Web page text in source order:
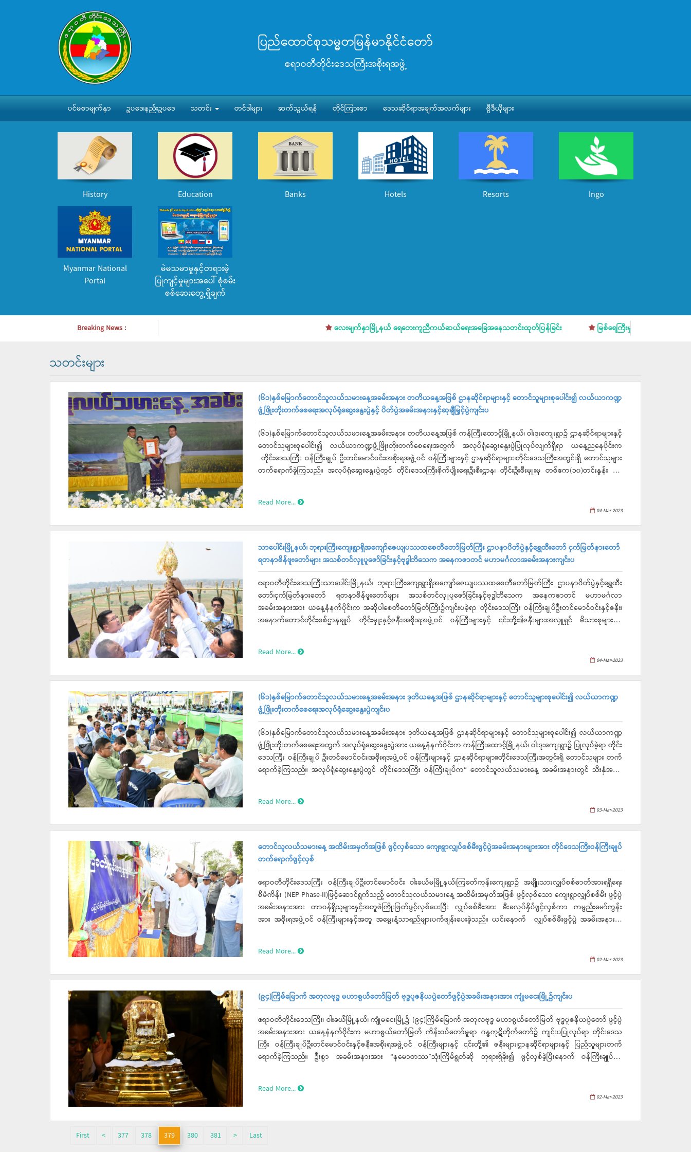
ပြည်ထောင်စုသမ္မတမြန်မာနိုင်ငံတော်
ဧရာဝတီတိုင်းဒေသကြီးအစိုးရအဖွဲ့
ပင်မစာမျက်နှာ ဥပဒေ၊နည်းဥပဒေ သတင်း တင်ဒါများ ဆက်သွယ်ရန် တိုင်ကြားစာ ဒေသဆိုင်ရာအချက်အလက်များ ဗွီဒီယိုများ
History Education Banks Hotels Resorts Ingo
Myanmar National
Portal
မဲမသမာမှုနှင့်တရားမဲ့
ပြုကျင့်မှုများအပေါ် စုံစမ်း
စစ်ဆေးတွေ့ရှိချက်
Breaking News : လေးမျက်နှာမြို့နယ် ရေဘေးကူညီကယ်ဆယ်ရေးအခြေအနေသတင်းထုတ်ပြန်ခြင်း မြစ်ရေကြီးမှုအန္တရာယ် ကြိုတင်သတိပြုပ
သတင်းများ
(၆၁)နှစ်မြောက်တောင်သူလယ်သမားနေ့အခမ်းအနား တတိယနေ့အဖြစ် ဌာနဆိုင်ရာများနှင့် တောင်သူများစုပေါင်း၍ လယ်ယာကဏ္ဍ
ဖွံ့ဖြိုးတိုးတက်စေရေးအလုပ်ရုံဆွေးနွေးပွဲနှင့် ပိတ်ပွဲအခမ်းအနားနှင့်ဆုချီမြှင့်ပွဲကျင်းပ
(၆၁)နှစ်မြောက်တောင်သူလယ်သမားနေ့အခမ်းအနား တတိယနေ့အဖြစ် ကန်ကြီးထောင့်မြို့နယ်၊ ဝါးဒူးကျေးရွာ၌ ဌာနဆိုင်ရာများနှင့်
တောင်သူများစုပေါင်း၍ လယ်ယာကဏ္ဍဖွံ့ဖြိုးတိုးတက်စေရေးအတွက် အလုပ်ရုံဆွေးနွေးပွဲပြုလုပ်လျက်ရှိရာ ယနေ့ညနေပိုင်းက
တိုင်းဒေသကြီး ဝန်ကြီးချုပ် ဦးတင်မောင်ဝင်း၊အစိုးရအဖွဲ့ဝင် ဝန်ကြီးများနှင့် ဌာနဆိုင်ရာများ၊တိုင်းဒေသကြီးအတွင်းရှိ တောင်သူများ
တက်ရောက်ခဲ့ကြသည်။ အလုပ်ရုံဆွေးနွေးပွဲတွင် တိုင်းဒေသကြီးစိုက်ပျိုးရေးဦးစီးဌာန၊ တိုင်းဦးစီးမှူးမှ တစ်ဧက(၁၀)တင်းနှုန်း ပိုမို
စိုက်ပျိုးရေး အစရှိသည့် ခေါင်းစဉ် အသီးသီးဖြင့် စကားဝိုင်းအလိုက် ဆွေးနွေးမှုရလဒ်များအပေါ် အကောင်အထည်ဖော်ဆောင်ရွက်ရမ
သတ်၍ စကားဝိုင်းအလိုက် ဆွေးနွေးမှုရလဒ်များအပေါ် အကောင်အထည်ဖော်ဆောင်ရွက်ရမည့်အခြေအနေများအားလည်းကောင်း၊
စိုက်ပျိုးရေးသုတေသနဗဟိုဌာန (မြောင်းမြ) မှ တာဝန်ခံမှ ပေါ်ဆန်းစပါး အရည်အသွေးတိုးတက်စေရေးနှင့် သဘာဝမြေသြဇာများ
အသုံးပြုစေရေးသုတေသနပြုလုပ်ငန်းဆောင်ရွက်နေမှုများအားလည်းကောင်း အသေးစိတ်ရှင်းလင်းတင်ပြမှုအပေါ်တိုင်းဒေသကြီး
ဝန်ကြီးချုပ်မှ လာမည့်စိုက်ပျိုးရာသီတွင် မိုးစပါး၊ နွေစပါး လက်ရှိအထွက်နှုန်းထက် တစ်ဧက (၁၀)တင်းနှုန်း ပိုမိုထွက်ရှိရန်အတွက်
တောင်သူများ၊ စိုက်ပျိုးရေးထုတ်လုပ်မှုတိုးတက်မြင့်မားရေးကြီးကြပ်မှုကော်မတီများမှအဆင့်ဆင့်မှကြပ်မက်ဆောင်ရွက်ရန်လို
ကြောင်း၊ ပိုက်ဆံလျှော်ထည့်သွင်းစိုက်ပျိုးရေးကိုလည်းအောင်မြင်အောင်ဆောင်ရွက်ကြရမှာဖြစ်ပါကြောင်း၊ စိုက်ပျိုးရေလုံလောက်စွာ
ရရှိရအတွက်လည်း သက်ဆိုင်ရာဌာနများဖြင့် ပေါင်းစပ်ဆောင်ရွက်ပေးလျက်ရှိပါကြောင်း၊ မွေးမြူရေးတောင်သူများအနေဖြင့် အဆင့်
မြင့်နည်းပညာသုံးမွေးမြူရေးစနစ်ကိုလည်း စနစ်တကျမွေးမြူ အကောင်အထည်ဖော်ဆောင်ရွက်ကြရန်လည်းလိုပါကြောင်း၊ ဒေသ
ဖြစ်ပါကြောင်း ပြောကြားခဲ့သည်။ ထို့နောက် တောင်သူလယ်သမားနေ့ပိတ်ပွဲအခမ်းအနားနှင့် ဆုချီးမြှင့်ပွဲအခမ်းအနား ဆက်လက်
အထူးဆုရရှိသည့် ခရိုင်များများအား တိုင်းရင်းသားရေးရာဝန်ကြီး၊လမ်းပန်းဆက်သွယ်ရေးဝန်ကြီးနှင့်သယံဇာတရေးရာဝန်ကြီးတို့မှ
လည်းကောင်း၊ တတိယဆုရရှိသည့် ကျုံပျော်ခရိုင်အား စီးပွားရေးရာဝန်ကြီးမှ လည်းကောင်း၊ ဒုတိယဆုရှိသည့် ပုသိမ်ခရိုင်အား
လုံခြုံရေးနှင့်နယ်စပ်ရေးရာဝန်ကြီးမှလည်းကောင်း၊ ပထမဆုရရှိသည့် မြောင်းမြခရိုင်အား တိုင်းဒေသကြီးဝန်ကြီးချုပ်မှလည်းကောင်း
ဆုများအသီးသီးချီးမြှင့်ပေးခဲ့ပြီးနောက် စိုက်ပျိုးမွေးမြူရေးထွက်ကုန်များ ကိုအခြေခံ၍ ကုန်ချောထုတ်လုပ်နိုင်သည့် စက်ရုံအလုပ်ရုံ
များထွက်ပေါ်လာစေရေး ကြိုးစားဆောင်ရွက်စေရေးနှင့်တောင်သူများအတွက် အမှန်တကယ်အကျိုးရှိသည့်ဆွေးနွေးပွဲဖြစ်ပါကြောင်း
နှင့် ရလဒ်များအပေါ် အမြန်ဆုံးအကောင်အထည်ဖော်ဆောင်ရွက်နိုင်စေရေးကြိုးစားဆောင်ရွက်ကြရန်၊ နိုင်ငံတော်မှအားထားရသည့်
စံပြတိုင်းဒေသကြီးဖြစ်စေရေးကြိုးစားဆောင်ရွက်ကြရန်၊ တောင်သူများ၏လူမှုစီးပွားဘဝတိုးတက်မြင့်မားစေရေး၊ တစ်ဦးချင်းဝင်ငွေ
တိုးတက်ရရှိစေရေးမိမိတို့ဒေသ ၊တိုင်းဒေသကြီးနှင့်နိုင်ငံအကျိုးအတွက် တိုးတက်အောင်ဆောင်ရွက်နိုင်စေရေးကြိုးပမ်းဆောင်ရွက်ကြ
Read More...
04-Mar-2023
သာပေါင်းမြို့နယ်၊ ဘုရားကြီးကျေးရွာရှိအကျော်ဇေယျပဿထစေတီတော်မြတ်ကြီး ဌာပနာပိတ်ပွဲနှင့်ရွှေထီးတော် ငှက်မြတ်နားတော်
ရတနာစိန်ဖူးတော်များ အသစ်တင်လှူပူဇော်ခြင်းနှင့်ဗုဒ္ဓါဘိသေက အနေကဇာတင် မဟာမင်္ဂလာအခမ်းအနားကျင်းပ
ဧရာဝတီတိုင်းဒေသကြီး၊သာပေါင်းမြို့နယ်၊ ဘုရားကြီးကျေးရွာရှိအကျော်ဇေယျပဿထစေတီတော်မြတ်ကြီး ဌာပနာပိတ်ပွဲနှင့်ရွှေထီး
တော်၊ငှက်မြတ်နားတော် ရတနာစိန်ဖူးတော်များ အသစ်တင်လှူပူဇော်ခြင်းနှင့်ဗုဒ္ဓါဘိသေက အနေကဇာတင် မဟာမင်္ဂလာ
အခမ်းအနားအား ယနေ့နံနက်ပိုင်းက အဆိုပါစေတီတော်မြတ်ကြီး၌ကျင်းပခဲ့ရာ တိုင်းဒေသကြီး ဝန်ကြီးချုပ်ဦးတင်မောင်ဝင်းနှင့်ဇနီး၊
အနောက်တောင်တိုင်းစစ်ဌာနချုပ် တိုင်းမှူးနှင့်ဇနီး၊အစိုးရအဖွဲ့ဝင် ဝန်ကြီးများနှင့် ၎င်းတို့၏ဇနီးများ၊အလှူရှင် မိသားစုများနှင့်
ဇမဟာရဋ္ဌဂုရု၊ အဂ္ဂမဟာပဏ္ဍိတ၊ အဂ္ဂမဟာသဒ္ဓမ္မဇောတိကဓဇ)မဟာထေရ်မြတ်ထံမှ ဝန်ကြီးချုပ်နှင့် ဧည့်ပရိသတ်များက ကိုးပါး
တရားတော်များကိုဆက်လက် နာယူကြည်ညိုကြသည်။ ယင်းနောက် ဘုရားဒါယိကာ၊ဒါယိကာမများက သက်တော်ထင်ရှား
မြတ်စွာဘုရားအား ရည်မှန်း၍ အကျော်ဇေယျပဿထစေတီတော်မြတ်ကြီးအား လှူဒါန်းပူဇော်သောအားဖြင့် စိန်ဖူးတော်၊
ငှက်မြတ်နားတော်တို့ကို ဆရာတော်၊သံဃာတော်များအား ဆက်ကပ်ခဲ့ပြီး တိုင်းဒေသကြီး ဝန်ကြီးချုပ်နှင့်ဇနီး၊ အစိုးရအဖွဲ့ဝင် ဝန်ကြီး
များနှင့်ဇနီးများ၊အလှူရှင်မိသာားစုများက သံဃာတော်အရှင်သူမြတ်များအား လှူဖွယ်ဝတ္ထုပစ္စည်းများ ဆက်ကပ်လှူဒါန်းခဲ့သည်။
ထို့နောက် ရတုပိုဒ်စုံဖြင့် သီကျူးပူဇော်ခဲ့ပြီး နိုင်ငံတော်ဩဝါဒါစရိယ၊ ပုသိမ်မြို့၊ ညောင်ပင်သာပရိယတ္တိစာသင်တိုက် ပဓာနနာယက
ဆရာတော် ဘဒ္ဒန္တဝိဿုတ (အဘိဓဇမဟာရဋ္ဌဂုရု၊ အဂ္ဂမဟာပဏ္ဍိတ၊ အဂ္ဂမဟာသဒ္ဓမ္မဇောတိကဓဇ)မဟာထေရ် အရှင်သူမြတ်
က လှူဒါန်းမှုအစုစုတို့အတွက် ရေစက်သွန်းချ အမျှပေးဝေခဲ့သည်။ ဆက်လက်၍ အခမ်းအနား ဒုတိယပိုင်းအား ပြုလုပ်ရာ နိုင်ငံတော်
ဩဝါဒါစရိယဆရာတော်ကြီးအမှူးပြုသောဆရာတော်သံဃာတော်များမှဦးဆောင်၍ ဘုရားဒါယိကာ၊ဒါယိကာမများက စိန်ဖူးတော်၊
တော်၊ငှက်မြတ်နားတော်နှင့် ရွှေထီးတော်ဘုံအဆင့်ဆင့်များကို ပန်းရထားဖြင့် စေတီတော်အထွဋ်သို့ တင်လှူပူဇော်ခဲ့ကြသည်။ ယင်း
ဟစ်ကြွေးခဲ့ပြီး မဟာမင်္ဂလာ အခမ်းအနား အောင်မြင်ခြင်း အထိမ်းအမှတ်အဖြစ် ရတနာရွှေမိုး၊ငွေမိုးများ ရွာသွန်းဖြိုးခဲ့သည်။
ဆက်လက်၍ အခမ်းအနား တတိယပိုင်းအဖြစ် ဗုဒ္ဓါဘိသေက အနေကဇာတင်တော်မူခြင်းကို ပြုလုပ်ရာ ဆရာတော် သံဃာတော်
အရှင်သူမြတ်များအား အနေကဇာတင်မည့်နေရာသို့ ပင့်ဆောင်ခဲ့ပြီး ဥပါသကာများက တံခွန်၊ကုက္ကား၊မုလေးပွားများ ဆက်ကပ်ခဲ့ကာ
ဆရာတော် သံဃာတော် အရှင်သူမြတ်များတို့က ဗုဒ္ဓါဘိသေက အနေကဇာတင်တော်မူကြသည်။ယင်းနောက် အခမ်းအနားအား “ဗုဒ္ဓ
သာသနံ စိရံ တိဋ္ဌတု”သုံးကြိမ်ရွတ်ဆို ဆုတောင်း၍ အခမ်းအနားအား ရုပ်သိမ်းခဲ့ကြောင်းသိရသည်။
Read More...
04-Mar-2023
(၆၁)နှစ်မြောက်တောင်သူလယ်သမားနေ့အခမ်းအနား ဒုတိယနေ့အဖြစ် ဌာနဆိုင်ရာများနှင့် တောင်သူများစုပေါင်း၍ လယ်ယာကဏ္ဍ
ဖွံ့ဖြိုးတိုးတက်စေရေးအလုပ်ရုံဆွေးနွေးပွဲကျင်းပ
(၆၁)နှစ်မြောက်တောင်သူလယ်သမားနေ့အခမ်းအနား ဒုတိယနေ့အဖြစ် ဌာနဆိုင်ရာများနှင့် တောင်သူများစုပေါင်း၍ လယ်ယာကဏ္ဍ
ဖွံ့ဖြိုးတိုးတက်စေရေးအတွက် အလုပ်ရုံဆွေးနွေးပွဲအား ယနေ့နံနက်ပိုင်းက ကန်ကြီးထောင့်မြို့နယ်၊ ဝါးဒူးကျေးရွာ၌ ပြုလုပ်ခဲ့ရာ တိုင်း
ဒေသကြီး ဝန်ကြီးချုပ် ဦးတင်မောင်ဝင်း၊အစိုးရအဖွဲ့ဝင် ဝန်ကြီးများနှင့် ဌာနဆိုင်ရာများ၊တိုင်းဒေသကြီးအတွင်းရှိ တောင်သူများ တက်
ရောက်ခဲ့ကြသည်။ အလုပ်ရုံဆွေးနွေးပွဲတွင် တိုင်းဒေသကြီး ဝန်ကြီးချုပ်က“ တောင်သူလယ်သမားနေ့ အခမ်းအနားတွင် သီးနှံအမျိုး
စပါး၊ နွေစပါး အပါအဝင်စိုက်ပျိုးသီးနှံများ ပန်းတိုင်အထွက်နှုန်း ရောက်ရှိရေးအတွက် အဆင့်လိုက်ရည်မှန်းချက်ထားဆောင်ရွက်မည်
လက်တွေ့စိုက်ပျိုးနေမှု၊ ဌာနဆိုင်ရာများကလည်း ပံ့ပိုးဆောင်ရွက်ပေးရမည့် အရာများအား မည်သို့ဆက်လက်ဆောင်ရွက်ရမည်ကို
ဆွေးနွေး အဖြေရှာရန်လိုပါကြောင်း၊ လာမည့်စိုက်ပျိုးရာသီတွင် မိုးစပါး၊ နွေစပါး လက်ရှိအထွက်နှုန်းထက်တစ်ဧက(၁၀)တင်းနှုန်း ပိုမို
ထွက်ရှိရန်အတွက် စိုက်ပျိုးရေးထုတ်လုပ်မှုတိုးတက်မြင့်မားရေးကြီးကြပ်မှုကော်မတီ အဆင့်ဆင့်မှကြပ်မက်ဆောင်ရွက်ရန်လို
ကြောင်း၊ ပိုက်ဆံလျှော်ထည့်သွင်းစိုက်ပျိုးရေးကိုလည်းအကောင်အထည်ဖော် ဆောင်ရွက်ရန်လိုပါကြောင်း၊ စိုက်ပျိုးရေလုံလောက်စွာ
ရရှိရအတွက်ဆောင်ရွက်ရန်လည်းလိုပါကြောင်း၊ မွေးမြူရေးတောင်သူများအနေဖြင့် မိရိုးဖလာမွေးမြူရေးစနစ်မှ အဆင့်မြင့်နည်းပညာ
သုံးမွေးမြူရေးစနစ်ကိုလည်း စနစ်တကျမွေးမြူ အကောင်အထည်ဖော်ဆောင်ရွက်ကြရန်လည်းလိုပါကြောင်းပြောကြားခဲ့သည်။
ဆက်လက်၍ တိုင်းဒေသကြီးစိုက်ပျိုးရေးဦးစီးဌာန ဒုတိုင်းဦးစီးမှူးမှ အလုပ်ရုံဆွေးနွေးပွဲတွင် ဆွေးနွေးမည့်ခေါင်းစဉ်များအလိုက်
အကျယ်တဝင့်ရှင်းလင်းတင်ပြမှုအပေါ် တိုင်းဒေသကြီးဝန်ကြီးချုပ်မှ စိုက်ပျိုးမွေးမြူရေးကိုအခြေခံသည့် ပြည်ပပို့ကုန်တိုးမြှင့်တင်ပို့ရေး
မွေးမြူဆောင်ရွက်နိုင်ရေးနှင့် ရှားပါးငါးမျိုးစိတ်များအား သားဖောက်မွေးမြူခြင်းလုပ်ငန်းများ၊ ဒေသထွက်ကုန်ကြမ်းများမှ တိရစ္ဆာန်
သည့် စက်ရုံအလုပ်ရုံများထွက်ပေါ်လာစေရေး ကြိုးစားဆောင်ရွက်စေရေးနှင့်တောင်သူများအတွက် အမှန်တကယ်အကျိုးရှိသည့်
ဆွေးနွေးပွဲရလဒ်များထွက်ပေါ်လာစေရေးလိုအပ်သည်များဖြည့်စွက်မှာကြားခဲ့သည်။ ထို့နောက် အလုပ်ရုံဆွေးနွေးများအား ဆက်လက်
ပြုလုပ်ရာ တစ်ဧက(၁၀)တင်းနှုန်း ပိုမိုထွက်နိုင်မည့် ရေမြေသဘာဝရွေးချယ်ခြင်း၊အထွက်မျိုးကောင်းမျိုးများ ပြောင်းလဲစိုက်ပျိုးခြင်း၊
မျိုးကောင်း၊မျိုးသန့်များ ပြောင်းလဲစိုက်ပျိုးခြင်း၊သွင်းအားစုများထည့်သွင်းအသုံးပြုခြင်း၊ထုံးထည့်သွင်းခြင်း၊ တစ်သီးမှနှစ်သီး၊ နှစ်သီးမှ
သုံးသီးစိုက်သို့ ပြောင်းလဲစိုက်ပျိုးရေး အစရှိသည့် ခေါင်းစဉ် အသီးသီးဖြင့် ဌာနဆိုင်ရာများနှင့် တောင်သူများက အပြန်အလှန်ဆွေးနွေး
ခဲ့ကြပြီး စားပွဲဝိုင်းအလိုက် ဆွေးနွေးရရှိသည့် ရလဒ်များအား စုစည်း၍ တိုင်းဒေသကြီးအစိုးရအဖွဲ့ဝန်ကြီးများ၊ တိုင်းအဆင့်ဌာနဆိုင်ရာ
တာဝန်ရှိသူများက သက်ဆိုင်ရာကဏ္ဍအလိုက် အားနည်းချက် အားသာချက်များအား ပြန်လည်သုံးသပ်ဆွေးနွေးခဲ့ကြကြောင်းသိရ
Read More...
03-Mar-2023
တောင်သူလယ်သမားနေ့ အထိမ်းအမှတ်အဖြစ် ဖွင့်လှစ်သော ကျေးရွာလျှပ်စစ်မီးဖွင့်ပွဲအခမ်းအနားများအား တိုင်ဒေသကြီးဝန်ကြီးချုပ်
တက်ရောက်ဖွင့်လှစ်
ဧရာဝတီတိုင်းဒေသကြီး ဝန်ကြီးချုပ်ဦးတင်မောင်ဝင်း ဝါးခယ်မမြို့နယ်၊ကြခတ်ကုန်းကျေးရွာ၌ အမျိုးသားလျှပ်စစ်ဓာတ်အားရရှိရေး
စီမံကိန်း (NEP Phase-II)ဖြင့်ဆောင်ရွက်သည့် တောင်သူလယ်သမားနေ့ အထိမ်းအမှတ်အဖြစ် ဖွင့်လှစ်သော ကျေးရွာလျှပ်စစ်မီး ဖွင့်ပွဲ
အခမ်းအနားအား တာဝန်ရှိသူများနှင့်အတူဖဲကြိုးဖြတ်ဖွင့်လှစ်ပေးပြီး လျှပ်စစ်မီးအား မီးခလုပ်နှိပ်ဖွင့်လှစ်ကာ ကမ္ဗည်းမော်ကွန်း
အား အစိုးရအဖွဲ့ဝင် ဝန်ကြီးများနှင့်အတူ အမွှေးနံ့သာရည်များပက်ဖျန်းပေးခဲ့သည်။ ယင်းနောက် လျှပ်စစ်မီးဖွင့်ပွဲ အခမ်းအနားသို့
)အိမ်မှ အိမ်ထောင်စု (၂၃)စုတို့ လျှပ်စစ်မီးများစတင်သုံးစွဲနိုင်မည်ဖြစ်ကြောင်း သိရသည်။ အလားတူ တိုင်းဒေသကြီး ဝန်ကြီးချုပ်
အဖြစ် ဖွင့်လှစ်သော ကလတောင်ချွန်း၊ ကလတောင် ကလမြောက်)ကျေးရွာလျှပ်စစ်မီး ဖွင့်ပွဲ အခမ်းအနားအား တာဝန်ရှိသူများနှင့်
အတူဖဲကြိုးဖြတ်ဖွင့်လှစ်ပေးပြီး လျှပ်စစ်မီးအား မီးခလုပ်နှိပ်ဖွင့်လှစ်ကာ ကမ္ဗည်းမော်ကွန်းအား အစိုးရအဖွဲ့ဝင် ဝန်ကြီးများနှင့်အတူ
အမွှေးနံ့သာရည်များပက်ဖျန်းပေးခဲ့သည်။ ယင်းနောက် ဒေသခံပြည်သူများနှင့်တွေ့ဆုံပွဲတက်ရောက်ခဲ့ ပြီးတိုင်းဒေသကြီး ဝန်ကြီးချုပ်
က “ဧရာဝတီတိုင်း​ဒေသကြီးတွင် ၈၅ ရာခိုင်နှုန်းမှာကျေးလက်​​နေပြည်သူများဖြစ်​ရာ အမျိုးသားလျှပ်စစ်ဓာတ်အားရရှိရေး စီမံကိန်း၊
(Solar Mini Grid)စီမံကိန်း၊ တစ်အိမ်ထောင်သုံးဆိုလာစနစ်(SHS) စသည်တို့ဖြင့် ကျေးလက်ဒေသများတွင်မီးလင်းရေးလုပ်ငန်းများ
ကြိုးပမ်းဆောင်ရွက်ပေးလျက်ရှိပါကြောင်း၊ တိုင်း​ဒေသကြီးတွင် စိုက်ပျိုး​​မွေးမြူ​ရေးလုပ်ငန်းကို အဓိက​လုပ်ကိုင်ကြပြီး စပါးအပါအဝင်
စိုက်ပျိုးသီးနှံများပန်းတိုင်အထွက်နှုန်းပြည့်မီစေရေးဆောင်ရွက်လျက်ရှိပြီးဆီဖူလုံရေးအတွက်လည်းဆီထွက်သီးနှံများတိုးချဲ့စိုက်ပျိုး
စကားပြန်လည်ပြောကြားခဲ့ပြီး နောက် တိုင်းဒေသကြီးဝန်ကြီးချုပ်နှင့်အဖွဲ့သည်ကျေးရွာအတွင်း မီတာတပ်ဆင်ထားမှုများနှင့်
Read More...
02-Mar-2023
(၉၄)ကြိမ်မြောက် အတုလဗုဒ္ဓ မဟာစွယ်တော်မြတ် ဗုဒ္ဓပူဇနိယပွဲတော်ဖွင့်ပွဲအခမ်းအနားအား ကျုံမငေးမြို့၌ကျင်းပ
ဧရာဝတီတိုင်းဒေသကြီး၊ ဝါးခယ််မြို့နယ်၊ ကျုံမငေးမြို့၌ (၉၄)ကြိမ်မြောက် အတုလဗုဒ္ဓ မဟာစွယ်တော်မြတ် ဗုဒ္ဓပူဇနိယပွဲတော် ဖွင့်ပွဲ
အခမ်းအနားအား ယနေ့နံနက်ပိုင်းက မဟာစွယ်တော်မြတ် ကိန်းဝပ်တော်မူရာ ဂန္ဓကုဋိတိုက်တော်၌ ကျင်းပပြုလုပ်ရာ တိုင်းဒေသ
ကြီး ဝန်ကြီးချုပ်ဦးတင်မောင်ဝင်းနှင့်ဇနီး၊အစိုးရအဖွဲ့ဝင် ဝန်ကြီးများနှင့် ၎င်းတို့၏ ဇနီးများ၊ဌာနဆိုင်ရာများနှင့် ပြည်သူများတက်
ရောက်ခဲ့ကြသည်။ ဦးစွာ အခမ်းအနားအား “နမောတဿ”သုံးကြိမ်ရွတ်ဆို ဘုရားရှိခိုး၍ ဖွင့်လှစ်ခဲ့ပြီးနောက် ဝန်ကြီးချုပ်နှင့်
ဆောင်ရွက်ခဲ့ကြသည်။ ဆက်လက်၍ သစ်ကနက်စစ် နတ်သစ်ရုပ်ပွားတော် အရှင်မြတ်နှင့် ဇမ္ဗူပတိ ရုပ်ပွားတော် အရှင်သူမြတ်တို့
ထို့နောက် (၉၄)ကြိမ်မြောက် အတုလဗုဒ္ဓ မဟာစွယ်တော်မြတ် ဗုဒ္ဓပူဇနိယပွဲတော် ဖွင့်ပွဲအခမ်းအနားအား မြတ်စွယ်တော်
ဩဝါဒါစရိယ နာယကဆရာတော်၊တိုင်းဒေသကြီး ဝန်ကြီးချုပ်နှင့်ဂေါပအဖွဲ့တို့က ဖဲကြိုးဖြတ်ဖွင့်လှစ်ပေးပြီးနောက် ဝန်ကြီးချုပ်နှင့်
Read More...
02-Mar-2023
First < 377 378 379 380 381 > Last